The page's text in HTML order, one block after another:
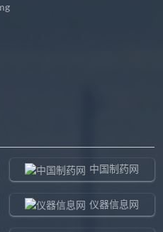
中国制药网
仪器信息网